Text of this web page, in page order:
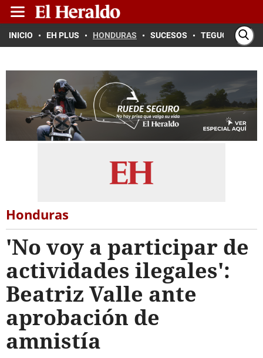
INICIO EH PLUS HONDURAS SUCESOS TEGUCIGALPA
Honduras
'No voy a participar de
actividades ilegales':
Beatriz Valle ante
aprobación de
amnistía